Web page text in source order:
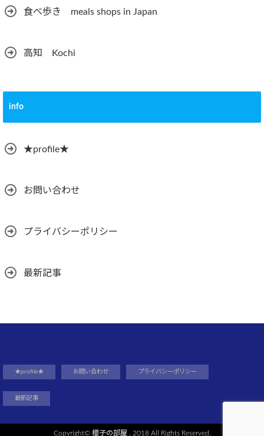
食べ歩き meals shops in Japan
高知 Kochi
info
★profile★
お問い合わせ
プライバシーポリシー
最新記事
★profile★ お問い合わせ プライバシーポリシー
最新記事
Copyright© 櫻子の部屋 , 2018 All Rights Reserved.